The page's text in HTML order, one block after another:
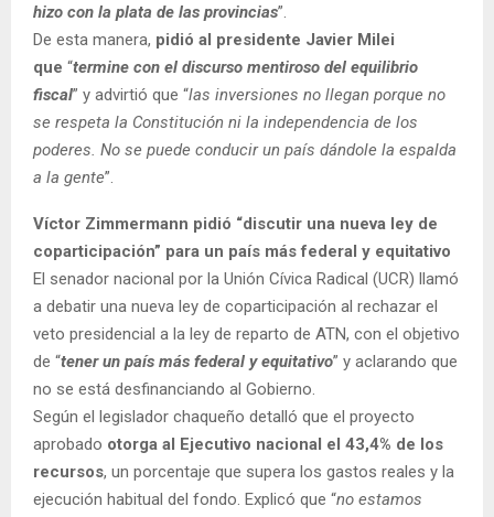
hizo con la plata de las provincias”.
De esta manera, pidió al presidente Javier Milei
que “termine con el discurso mentiroso del equilibrio
fiscal” y advirtió que “las inversiones no llegan porque no
se respeta la Constitución ni la independencia de los
poderes. No se puede conducir un país dándole la espalda
a la gente”.
Víctor Zimmermann pidió “discutir una nueva ley de
coparticipación” para un país más federal y equitativo
El senador nacional por la Unión Cívica Radical (UCR) llamó
a debatir una nueva ley de coparticipación al rechazar el
veto presidencial a la ley de reparto de ATN, con el objetivo
de “tener un país más federal y equitativo” y aclarando que
no se está desfinanciando al Gobierno.
Según el legislador chaqueño detalló que el proyecto
aprobado otorga al Ejecutivo nacional el 43,4% de los
recursos, un porcentaje que supera los gastos reales y la
ejecución habitual del fondo. Explicó que “no estamos